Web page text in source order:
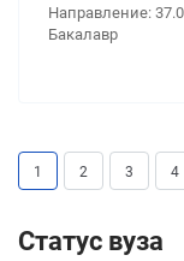
Направление:
Бакалавр
1 2 3 4
Статус вуза